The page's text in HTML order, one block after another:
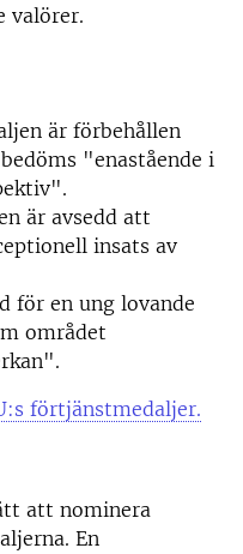
valörer.
är förbehållen
"enastående i
är avsedd att
insats av
för en ung lovande
området
förtjänstmedaljer.
att nominera
En